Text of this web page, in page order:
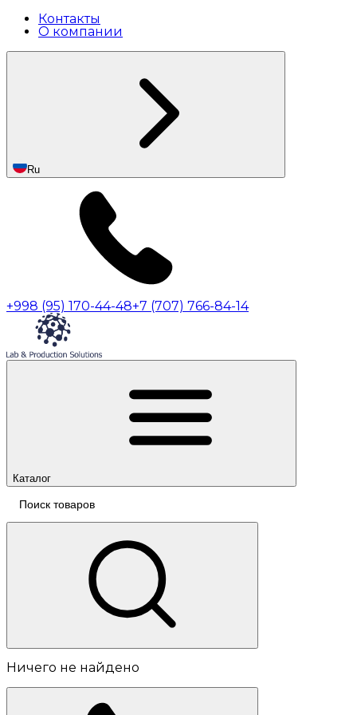
Контакты
О компании
Ru
+998 (95) 170-44-48+7 (707) 766-84-14
Каталог
Ничего не найдено